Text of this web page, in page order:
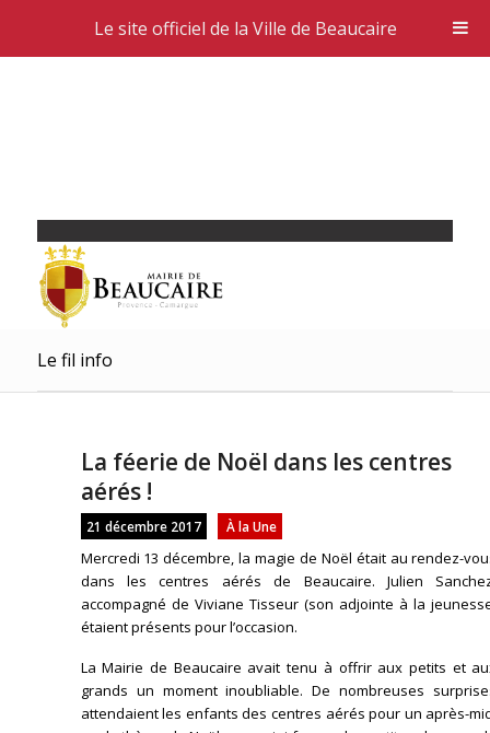
Le fil info
La féerie de Noël dans les centres
aérés !
21 décembre 2017 À la Une
Mercredi 13décembre, la magie de Noël était au rendez-
dans les centres aérés de Beaucaire. Julien
accompagné de Viviane Tisseur (son adjointe à la
étaient présents pour l’occasion.
La Mairie de Beaucaire avait tenu à offrir aux petits et
grands un moment inoubliable. De nombreuses
attendaient les enfants des centres aérés pour un après-
Le site officiel de la Ville de Beaucaire